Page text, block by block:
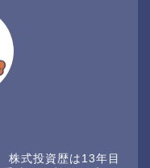
株式投資歴は13年目